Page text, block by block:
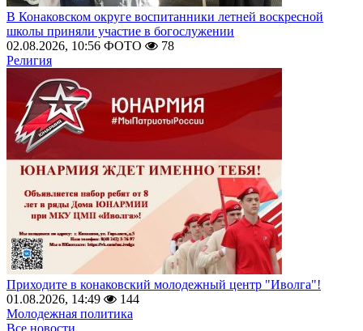
В Конаковском округе воспитанники летней воскресной
школы приняли участие в богослужении
02.08.2026, 10:56 ФОТО
78
Религия
Приходите в конаковский молодежный центр "Иволга"!
01.08.2026, 14:49
144
Молодежная политика
Все новости